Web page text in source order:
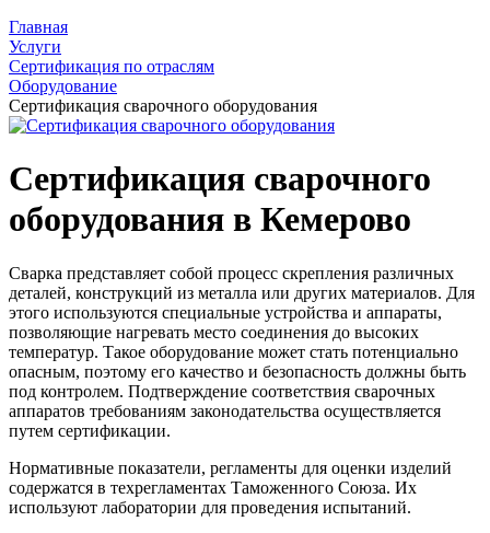
Главная
Услуги
Сертификация по отраслям
Оборудование
Сертификация сварочного оборудования
Сертификация сварочного
оборудования в Кемерово
Сварка представляет собой процесс скрепления различных
деталей, конструкций из металла или других материалов. Для
этого используются специальные устройства и аппараты,
позволяющие нагревать место соединения до высоких
температур. Такое оборудование может стать потенциально
опасным, поэтому его качество и безопасность должны быть
под контролем. Подтверждение соответствия сварочных
аппаратов требованиям законодательства осуществляется
путем сертификации.
Нормативные показатели, регламенты для оценки изделий
содержатся в техрегламентах Таможенного Союза. Их
используют лаборатории для проведения испытаний.